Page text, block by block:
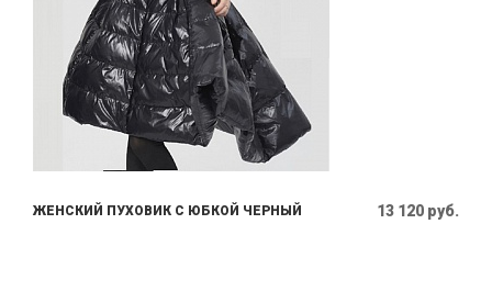
ЖЕНСКИЙ ПУХОВИК С ЮБКОЙ ЧЕРНЫЙ 13 120 руб.